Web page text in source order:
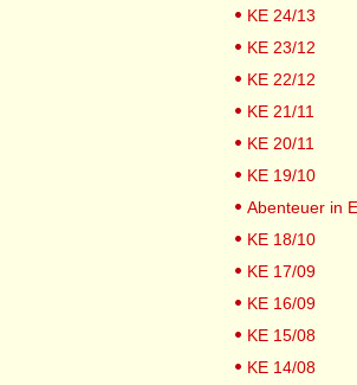
KE 24/13
KE 23/12
KE 22/12
KE 21/11
KE 20/11
KE 19/10
Abenteuer in
KE 18/10
KE 17/09
KE 16/09
KE 15/08
KE 14/08